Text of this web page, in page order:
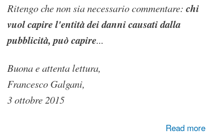
Ritengo che non sia necessario commentare: chi
vuol capire l'entità dei danni causati dalla
pubblicità, può capire...
Buona e attenta lettura,
Francesco Galgani,
3 ottobre 2015
Read more
about Psicologia della pubblicità: il lavaggio delle menti che